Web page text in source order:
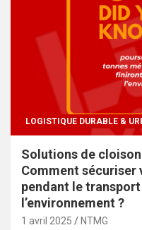
LOGISTIQUE DURABLE &
Solutions de
Comment sécuriser
pendant le
l’environnement ?
1 avril 2025 NTMG